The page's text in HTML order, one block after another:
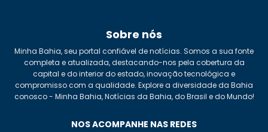
Sobre nós
Minha Bahia, seu portal confiável de notícias. Somos a sua fonte
completa e atualizada, destacando-nos pela cobertura da
capital e do interior do estado, inovação tecnológica e
compromisso com a qualidade. Explore a diversidade da Bahia
conosco - Minha Bahia, Notícias da Bahia, do Brasil e do Mundo!
NOS ACOMPANHE NAS REDES